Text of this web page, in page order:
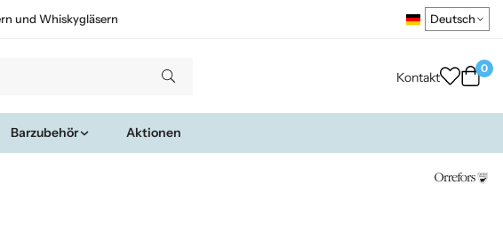
und Whiskygläsern
Kontakt
0
Barzubehör Aktionen